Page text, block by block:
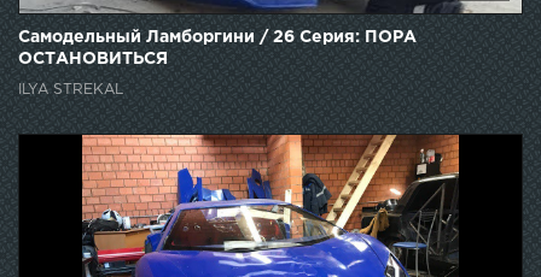
Самодельный Ламборгини / 26 Серия: ПОРА
ОСТАНОВИТЬСЯ
ILYA STREKAL